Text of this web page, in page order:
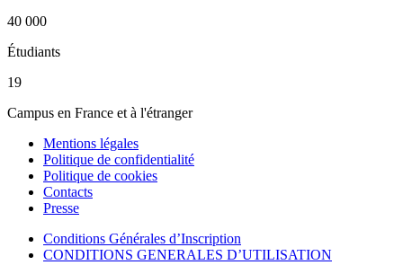
40 000
Étudiants
19
Campus en France et à l'étranger
Mentions légales
Politique de confidentialité
Politique de cookies
Contacts
Presse
Conditions Générales d’Inscription
CONDITIONS GENERALES D’UTILISATION